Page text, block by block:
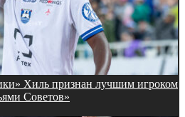
Хиль признан лучшим игроком
Советов»